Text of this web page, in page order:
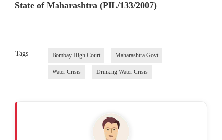
State of Maharashtra (PIL/133/2007)
Tags Bombay High Court Maharashtra Govt
Water Crisis Drinking Water Crisis